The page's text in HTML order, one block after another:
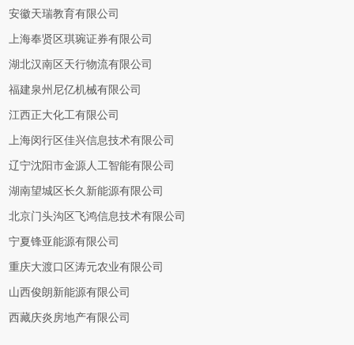
安徽天瑞教育有限公司
上海奉贤区琪琬证券有限公司
湖北汉南区天行物流有限公司
福建泉州尼亿机械有限公司
江西正大化工有限公司
上海闵行区佳兴信息技术有限公司
辽宁沈阳市金源人工智能有限公司
湖南望城区长久新能源有限公司
北京门头沟区飞鸿信息技术有限公司
宁夏锋亚能源有限公司
重庆大渡口区涛元农业有限公司
山西俊朗新能源有限公司
西藏庆炎房地产有限公司